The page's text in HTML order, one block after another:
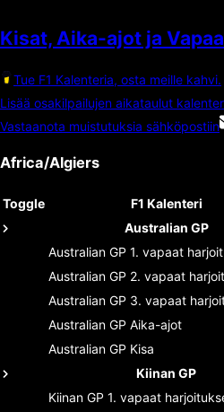
Kisat, Aika-ajot ja
Tue F1 Kalenteria, osta meille kahvi.
Lisää osakilpailujen aikataulut
Vastaanota muistutuksia sähköpostiin
Africa/Algiers
Toggle F1 Kalenteri
Australian GP
Australian GP 1. vapaat
Australian GP 2. vapaat
Australian GP 3. vapaat
Australian GP Aika-ajot
Australian GP Kisa
Kiinan GP
Kiinan GP 1. vapaat